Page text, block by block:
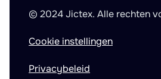
© 2024 Jictex. Alle rechten
Cookie instellingen
Privacybeleid